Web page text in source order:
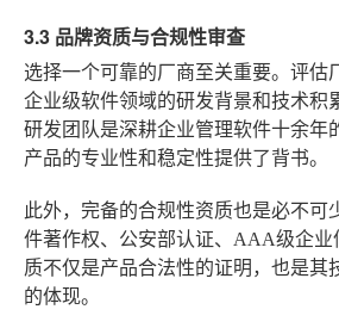
3.3 品牌资质与合规性审查
选择一个可靠的厂商至关重要。评估
企业级软件领域的研发背景和技术积
研发团队是深耕企业管理软件十余年
产品的专业性和稳定性提供了背书。
此外，完备的合规性资质也是必不可
件著作权、公安部认证、AAA级企业
质不仅是产品合法性的证明，也是其
的体现。